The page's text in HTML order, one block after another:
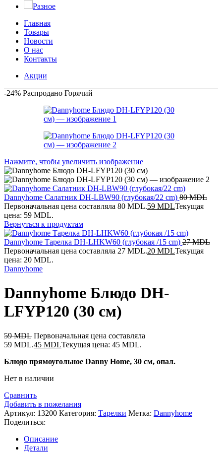
Разное
Главная
Товары
Новости
О нас
Контакты
Акции
-24% Распродано Горячий
Нажмите, чтобы увеличить изображение
Dannyhome Салатник DH-LBW90 (глубокая/22 cm) 80MDL
Первоначальная цена составляла 80 MDL.59 MDLТекущая
цена: 59 MDL.
Вернуться к продуктам
Dannyhome Тарелка DH-LHKW60 (глубокая /15 cm) 27MDL
Первоначальная цена составляла 27 MDL.20 MDLТекущая
цена: 20 MDL.
Dannyhome
Dannyhome Блюдо DH-
LFYP120 (30 см)
59MDL Первоначальная цена составляла
59 MDL.45 MDLТекущая цена: 45 MDL.
Блюдо прямоугольное Danny Home, 30 см, опал.
Нет в наличии
Сравнить
Добавить в пожелания
Артикул: 13200 Категория: Тарелки Метка: Dannyhome
Поделиться:
Описание
Детали